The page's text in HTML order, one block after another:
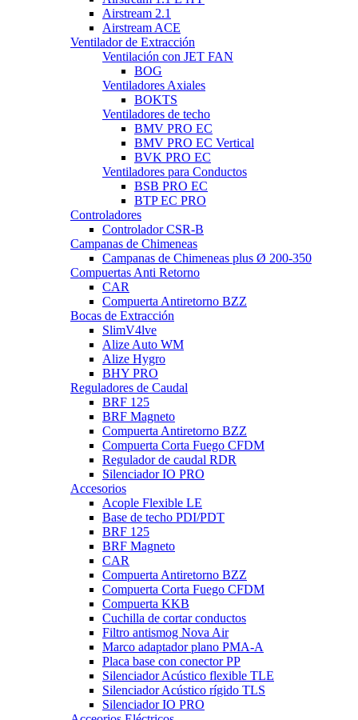
Airstream 2.1
Airstream ACE
Ventilador de Extracción
Ventilación con JET FAN
BOG
Ventiladores Axiales
BOKTS
Ventiladores de techo
BMV PRO EC
BMV PRO EC Vertical
BVK PRO EC
Ventiladores para Conductos
BSB PRO EC
BTP EC PRO
Controladores
Controlador CSR-B
Campanas de Chimeneas
Campanas de Chimeneas plus Ø 200-350
Compuertas Anti Retorno
CAR
Compuerta Antiretorno BZZ
Bocas de Extracción
SlimV4lve
Alize Auto WM
Alize Hygro
BHY PRO
Reguladores de Caudal
BRF 125
BRF Magneto
Compuerta Antiretorno BZZ
Compuerta Corta Fuego CFDM
Regulador de caudal RDR
Silenciador IO PRO
Accesorios
Acople Flexible LE
Base de techo PDI/PDT
BRF 125
BRF Magneto
CAR
Compuerta Antiretorno BZZ
Compuerta Corta Fuego CFDM
Compuerta KKB
Cuchilla de cortar conductos
Filtro antismog Nova Air
Marco adaptador plano PMA-A
Placa base con conector PP
Silenciador Acústico flexible TLE
Silenciador Acústico rígido TLS
Silenciador IO PRO